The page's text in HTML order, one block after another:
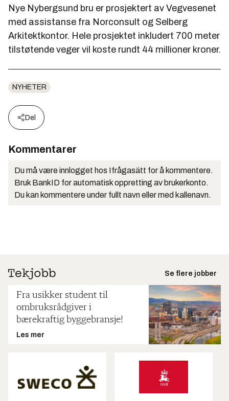
Nye Nybergsund bru er prosjektert av Vegvesenet
med assistanse fra Norconsult og Selberg
Arkitektkontor. Hele prosjektet inkludert 700 meter
tilstøtende veger vil koste rundt 44 millioner kroner.
NYHETER
Del
Kommentarer
Du må være innlogget hos Ifrågasätt for å kommentere.
Bruk BankID for automatisk oppretting av brukerkonto.
Du kan kommentere under fullt navn eller med kallenavn.
Se flere jobber
Fra usikker student til
ombruksrådgiver i
bærekraftig byggebransje!
Les mer